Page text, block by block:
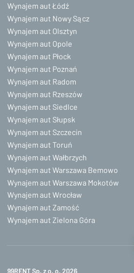
Wynajem aut Łódź
Wynajem aut Nowy Sącz
Wynajem aut Olsztyn
Wynajem aut Opole
Wynajem aut Płock
Wynajem aut Poznań
Wynajem aut Radom
Wynajem aut Rzeszów
Wynajem aut Siedlce
Wynajem aut Słupsk
Wynajem aut Szczecin
Wynajem aut Toruń
Wynajem aut Wałbrzych
Wynajem aut Warszawa Bemowo
Wynajem aut Warszawa Mokotów
Wynajem aut Wrocław
Wynajem aut Zamość
Wynajem aut Zielona Góra
99RENT Sp. z o. o. 2026